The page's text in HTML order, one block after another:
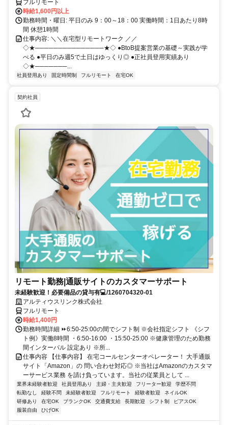
フルリモート
時給1,600円以上
勤務時間・曜日: 平日のみ 9：00～18：00 実働時間：1日あたり8時
間 休憩1時間
仕事内容: ＼＼在宅型リモートワーク ／／
◇★───────────────★◇ ●BtoB提案営業の基礎～実践が学
べる ●平日のみ週5で土日はゆっくり◎ ●正社員登用実績あり
◇★───────...
社員登用あり 固定時間制 フルリモート 在宅OK
契約社員
リモート勤務|通販サイトのカスタマーサポート
未経験歓迎！必要備品の貸与有💻/1260704320-01
アルティウスリンク株式会社
フルリモート
時給1,400円
勤務時間詳細 ⏩6:50-25:00の間でシフト制 ※会社指定シフト 《シフ
ト例》実働8時間 ・6:50-16:00 ・15:50-25:00 ※健康管理のため勤務
間インターバル 設定あり ※所...
仕事内容 【仕事内容】 在宅コールセンターオペレーター！ 大手通販
サイト「Amazon」の 問い合わせ対応◎ ※当社はAmazonのカスタマ
ーサービス業務 を請け負っています。当社の従業員として ...
業界未経験者歓迎 社員登用あり 主婦・主夫歓迎 フリーター歓迎
学歴不問
転勤なし
経験不問 未経験者歓迎 フルリモート 経験者歓迎
ネイルOK
研修あり
在宅OK ブランクOK 交通費支給 長期歓迎 シフト制
ピアスOK
服装自由
ひげOK